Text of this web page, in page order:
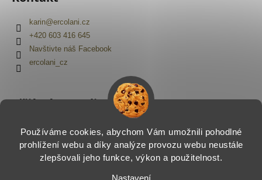
Používáme cookies, abychom Vám umožnili pohodlné
prohlížení webu a díky analýze provozu webu neustále
zlepšovali jeho funkce, výkon a použitelnost.
Nastavení
karin@ercolani.cz
+420 603 416 645
Navštivte náš Facebook
ercolani_cz
Přijímáme online platby